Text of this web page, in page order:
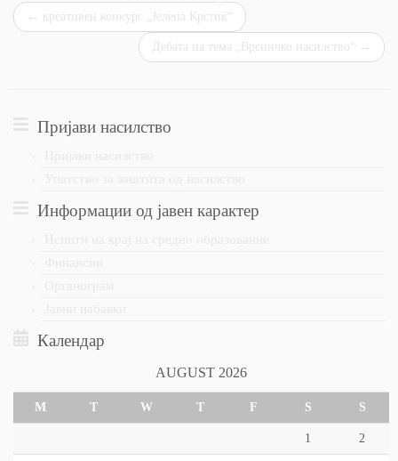
← креативен конкурс „Јелена Крстиќ“
Дебата на тема „Врсничко насилство“ →
Пријави насилство
Упатство за заштита од насилство
Информации од јавен карактер
Испити на крај на средно образование
Финансии
Јавни набавки
Календар
AUGUST 2026
M T W T F S S
1 2